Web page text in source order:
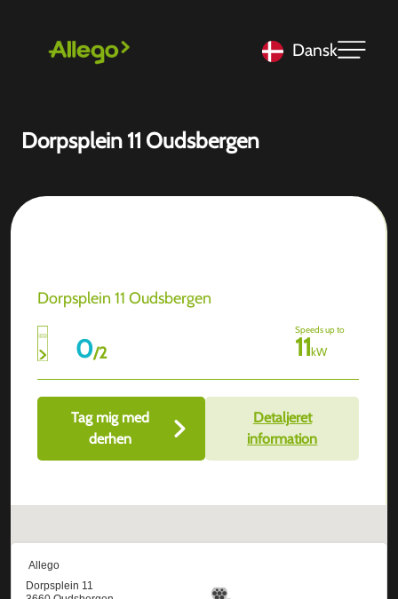
Dansk
Dorpsplein 11 Oudsbergen
Dorpsplein 11 Oudsbergen
0/2
Speeds up to
11kW
Tag mig med
derhen
Detaljeret
information